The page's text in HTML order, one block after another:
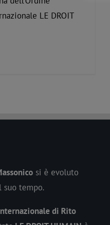
LE DROIT
si è evoluto
tempo.
di Rito